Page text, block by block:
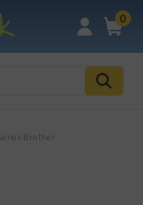
0
Brother